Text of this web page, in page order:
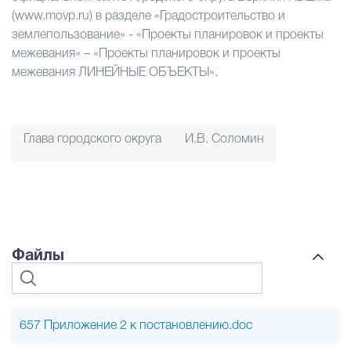
(www.movp.ru) в разделе «Градостроительство и
землепользование» - «Проекты планировок и проекты
межевания» – «Проекты планировок и проекты
межевания ЛИНЕЙНЫЕ ОБЪЕКТЫ».
Глава городского округа И.В. Соломин
Файлы
657 Приложение 2 к постановлению.doc